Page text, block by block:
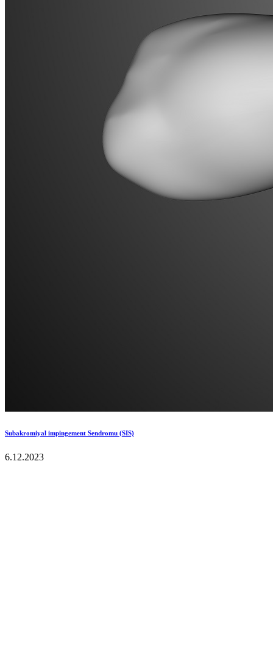
Subakromiyal impingement Sendromu (SIS)
6.12.2023